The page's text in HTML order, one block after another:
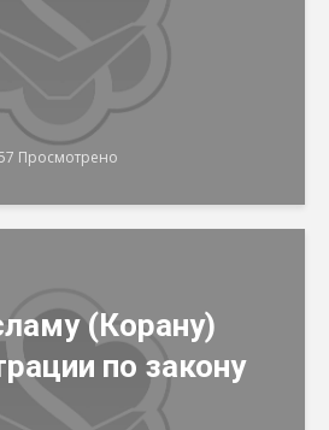
Просмотрено
(Корану)
по закону